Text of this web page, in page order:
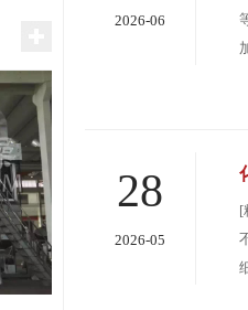
2026-06
28
2026-05
[